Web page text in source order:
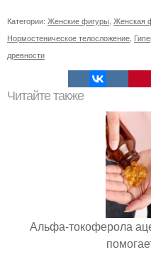
Категории: Женские фигуры Женская
Нормостеническое телосложение
древности
Читайте также
Альфа-токоферола